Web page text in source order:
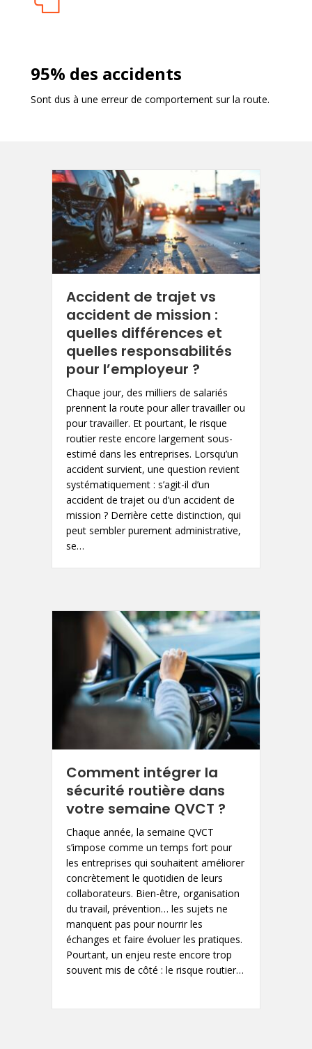
95% des accidents
Sont dus à une erreur de comportement sur la route.
Accident de trajet vs
accident de mission :
quelles différences et
quelles responsabilités
pour l’employeur ?
Chaque jour, des milliers de salariés
prennent la route pour aller travailler ou
pour travailler. Et pourtant, le risque
routier reste encore largement sous-
estimé dans les entreprises. Lorsqu’un
accident survient, une question revient
systématiquement : s’agit-il d’un
accident de trajet ou d’un accident de
mission ? Derrière cette distinction, qui
peut sembler purement administrative,
se…
Comment intégrer la
sécurité routière dans
votre semaine QVCT ?
Chaque année, la semaine QVCT
s’impose comme un temps fort pour
les entreprises qui souhaitent améliorer
concrètement le quotidien de leurs
collaborateurs. Bien-être, organisation
du travail, prévention… les sujets ne
manquent pas pour nourrir les
échanges et faire évoluer les pratiques.
Pourtant, un enjeu reste encore trop
souvent mis de côté : le risque routier…